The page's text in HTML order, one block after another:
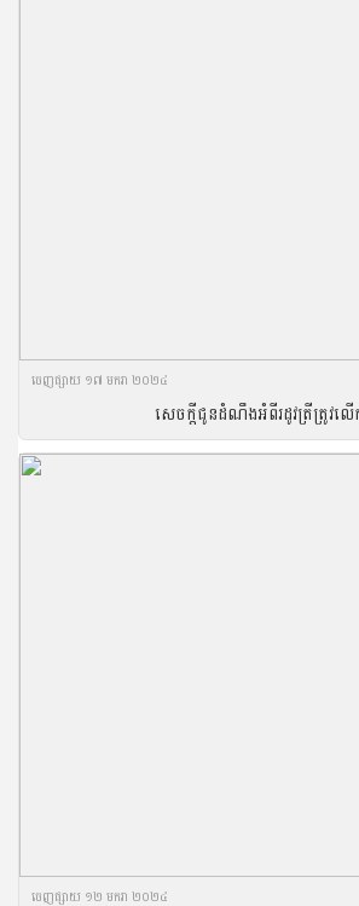
ចេញ​ផ្សាយ​ ១៧ មករា ២០២៤
សេចក្ដីជូនដំណឹងអំពីរដូវត្រីត្រូវល
ចេញ​ផ្សាយ​ ១២ មករា ២០២៤